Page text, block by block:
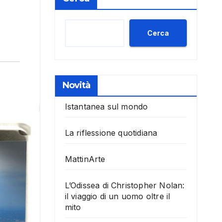
Cerca
Novità
Istantanea sul mondo
La riflessione quotidiana
MattinArte
L’Odissea di Christopher Nolan:
il viaggio di un uomo oltre il
mito